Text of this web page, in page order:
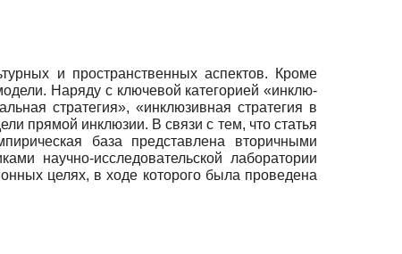
и пространственных аспектов. Кроме
Наряду с ключевой категорией «инклю-
стратегия», «инклюзивная стратегия в
прямой инклюзии. В связи с тем, что статья
база представлена вторичными
научно-исследовательской лаборатории
целях, в ходе которого была проведена